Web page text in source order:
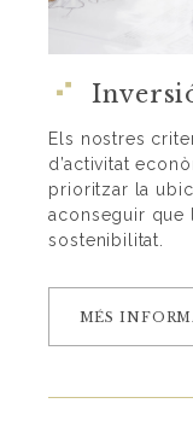
Els nostres
d’activitat
prioritzar la
aconseguir que
sostenibilitat.
MÉS